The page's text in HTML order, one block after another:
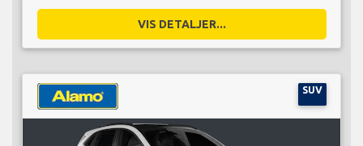
VIS DETALJER...
SUV